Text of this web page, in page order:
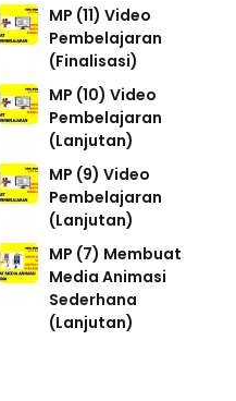
MP (11) Video
Pembelajaran
(Finalisasi)
MP (10) Video
Pembelajaran
(Lanjutan)
MP (9) Video
Pembelajaran
(Lanjutan)
MP (7) Membuat
Media Animasi
Sederhana
(Lanjutan)